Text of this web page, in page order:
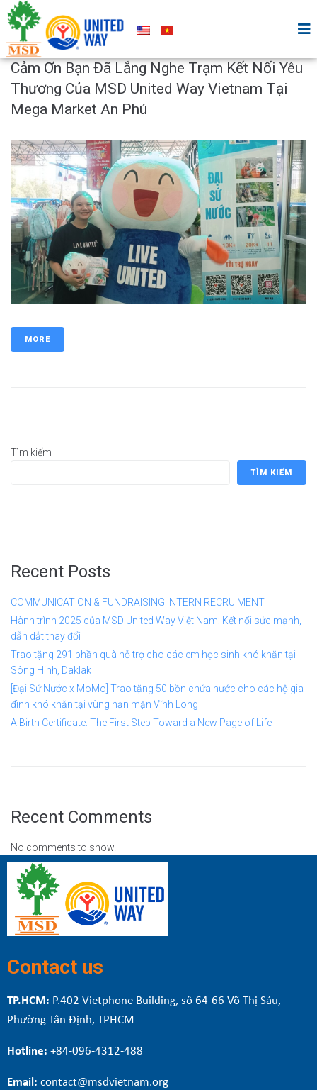
Cảm Ơn Bạn Đã Lắng Nghe Trạm Kết Nối Yêu
Thương Của MSD United Way Vietnam Tại
Mega Market An Phú
MORE
Tìm kiếm
TÌM KIẾM
Recent Posts
COMMUNICATION & FUNDRAISING INTERN RECRUIMENT
Hành trình 2025 của MSD United Way Việt Nam: Kết nối sức mạnh,
dẫn dắt thay đổi
Trao tặng 291 phần quà hỗ trợ cho các em học sinh khó khăn tại
Sông Hinh, Daklak
[Đại Sứ Nước x MoMo] Trao tặng 50 bồn chứa nước cho các hộ gia
đình khó khăn tại vùng hạn mặn Vĩnh Long
A Birth Certificate: The First Step Toward a New Page of Life
Recent Comments
No comments to show.
Contact us
TP.HCM: P.402 Vietphone Building, sô 64-66 Võ Thị Sáu,
Phường Tân Định, TPHCM
Hotline: +84-096-4312-488
Email: contact@msdvietnam.org